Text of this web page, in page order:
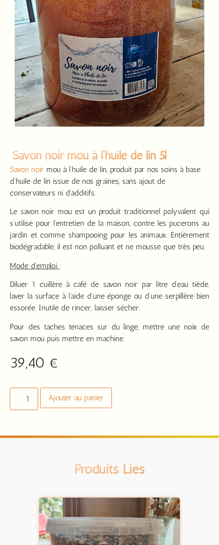
Savon noir mou à l’huile de lin 5l
Savon noir mou à l’huile de lin, produit par nos soins à base
d’huile de lin issue de nos graines, sans ajout de
conservateurs ni d’additifs.
Le savon noir mou est un produit traditionnel polyvalent qui
s’utilise pour l’entretien de la maison, contre les pucerons au
jardin et comme shampooing pour les animaux. Entièrement
biodégradable, il est non polluant et ne mousse que très peu.
Mode d’emploi :
Diluer 1 cuillère à café de savon noir par litre d’eau tiède.
laver la surface à l’aide d’une éponge ou d’une serpillère bien
essorée. Inutile de rincer, laisser sécher.
Pour des taches tenaces sur du linge, mettre une noix de
savon mou puis mettre en machine.
39,40 €
Ajouter au panier
Produits Liés